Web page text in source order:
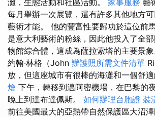
灘，生態活動和社區活動。 家事服務 藝
每月舉辦一次展覽，還有許多其他地方
藝術才能。 他的豐富性要歸功於這位前
是意大利藝術的粉絲，因此他投入了全
物館綜合體，這成為薩拉索塔的主要景象
約翰·林格（John 辦護照所需文件清單
放，但這座城市有很棒的海灘和一個舒適
燴 下午，轉移到邁阿密機場，在巴黎的
晚上到達布達佩斯。 如何辦理台胞證 裝
前往美國最大的亞熱帶自然保護區大沼澤